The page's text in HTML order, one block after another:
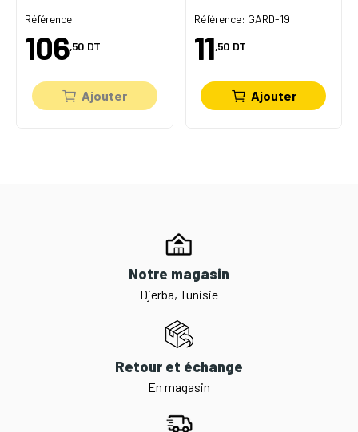
Référence:
106,50 DT
Ajouter
Référence: GARD-19
11,50 DT
Ajouter
Notre magasin
Djerba, Tunisie
Retour et échange
En magasin